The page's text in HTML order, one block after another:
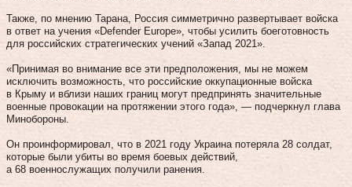
Также, по мнению Тарана, Россия симметрично развертывает войска
в ответ на учения «Defender Europe», чтобы усилить боеготовность
для российских стратегических учений «Запад 2021».
«Принимая во внимание все эти предположения, мы не можем
исключить возможность, что российские оккупационные войска
в Крыму и вблизи наших границ могут предпринять значительные
военные провокации на протяжении этого года», — подчеркнул глава
Минобороны.
Он проинформировал, что в 2021 году Украина потеряла 28 солдат,
которые были убиты во время боевых действий,
а 68 военнослужащих получили ранения.